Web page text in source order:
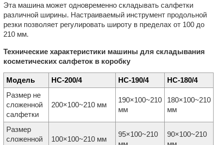
Эта машина может одновременно складывать салфетки
различной ширины. Настраиваемый инструмент продольной
резки позволяет регулировать широту в пределах от 100 до
210 мм.
Технические характеристики машины для складывания
косметических салфеток в коробку
Модель HC-200/4 HC-190/4
HC-180/4
Размер не
сложенной
салфетки
200×100~210 мм
190×100~210
мм
180×100~210
мм
Размер
сложенной
100×100~210 мм
95×100~210
90×100~210